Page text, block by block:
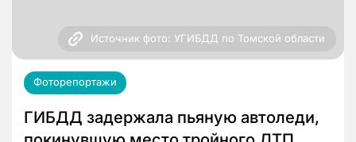
Источник фото: УГИБДД по Томской области
Фоторепортажи
ГИБДД задержала пьяную автоледи,